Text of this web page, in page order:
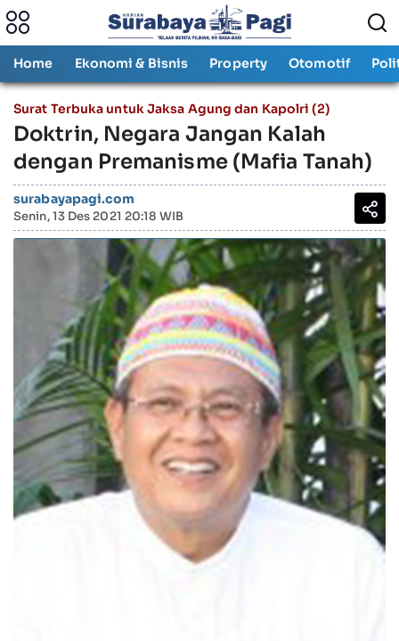
Home Ekonomi & Bisnis Property Otomotif
Surat Terbuka untuk Jaksa Agung dan Kapolri (2)
Doktrin, Negara Jangan Kalah
dengan Premanisme (Mafia Tanah)
surabayapagi.com
Senin, 13 Des 2021 20:18 WIB